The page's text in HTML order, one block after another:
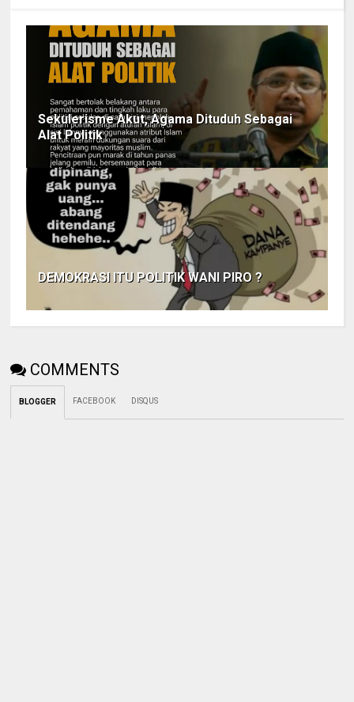
Sekulerisme Akut, Agama Dituduh Sebagai
Alat Politik
DEMOKRASI ITU POLITIK WANI PIRO ?
COMMENTS
BLOGGER FACEBOOK DISQUS